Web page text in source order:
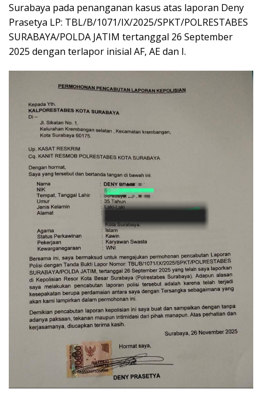
Surabaya pada penanganan kasus atas laporan Deny
Prasetya LP: TBL/B/1071/IX/2025/SPKT/POLRESTABES
SURABAYA/POLDA JATIM tertanggal 26 September
2025 dengan terlapor inisial AF, AE dan I.